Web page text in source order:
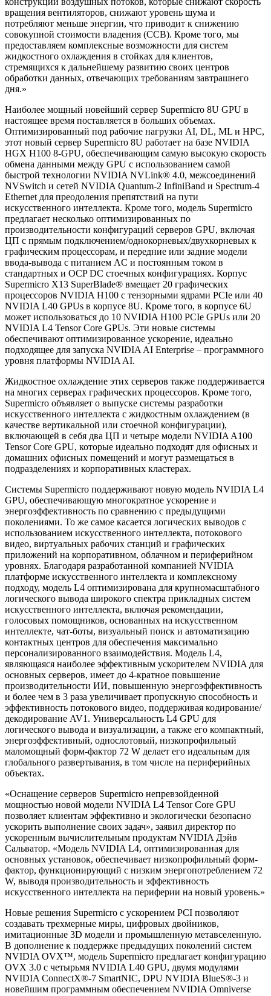
вращения вентиляторов, снижают уровень шума и
потребляют меньше энергии, что приводит к снижению
совокупной стоимости владения (ССВ). Кроме того, мы
предоставляем комплексные возможности для систем
жидкостного охлаждения в стойках для клиентов,
стремящихся к дальнейшему развитию своих центров
обработки данных, отвечающих требованиям завтрашнего
дня.»
Наиболее мощный новейший сервер Supermicro 8U GPU в
настоящее время поставляется в больших объемах.
Оптимизированный под рабочие нагрузки AI, DL, ML и HPC,
этот новый сервер Supermicro 8U работает на базе NVIDIA
HGX H100 8-GPU, обеспечивающим самую высокую скорость
обмена данными между GPU с использованием самой
быстрой технологии NVIDIA NVLink® 4.0, межсоединений
NVSwitch и сетей NVIDIA Quantum-2 InfiniBand и Spectrum-4
Ethernet для преодоления препятствий на пути
искусственного интеллекта. Кроме того, модель Supermicro
предлагает несколько оптимизированных по
производительности конфигураций серверов GPU, включая
ЦП с прямым подключением/однокорневых/двухкорневых к
графическим процессорам, и передние или задние модели
ввода-вывода с питанием AC и постоянным током в
стандартных и OCP DC стоечных конфигурациях. Корпус
Supermicro X13 SuperBlade® вмещает 20 графических
процессоров NVIDIA H100 с тензорными ядрами PCIe или 40
NVIDIA L40 GPUs в корпусе 8U. Кроме того, в корпусе 6U
может использоваться до 10 NVIDIA H100 PCIe GPUs или 20
NVIDIA L4 Tensor Core GPUs. Эти новые системы
обеспечивают оптимизированное ускорение, идеально
подходящее для запуска NVIDIA AI Enterprise – программного
уровня платформы NVIDIA AI.
Жидкостное охлаждение этих серверов также поддерживается
на многих серверах графических процессоров. Кроме того,
Supermicro объявляет о выпуске системы разработки
искусственного интеллекта с жидкостным охлаждением (в
качестве вертикальной или стоечной конфигурации),
включающей в себя два ЦП и четыре модели NVIDIA A100
Tensor Core GPU, которые идеально подходят для офисных и
домашних офисных помещений и могут размещаться в
подразделениях и корпоративных кластерах.
Системы Supermicro поддерживают новую модель NVIDIA L4
GPU, обеспечивающую многократное ускорение и
энергоэффективность по сравнению с предыдущими
поколениями. То же самое касается логических выводов с
использованием искусственного интеллекта, потокового
видео, виртуальных рабочих станций и графических
приложений на корпоративном, облачном и периферийном
уровнях. Благодаря разработанной компанией NVIDIA
платформе искусственного интеллекта и комплексному
подходу, модель L4 оптимизирована для крупномасштабного
логического вывода широкого спектра прикладных систем
искусственного интеллекта, включая рекомендации,
голосовых помощников, основанных на искусственном
интеллекте, чат-боты, визуальный поиск и автоматизацию
контактных центров для обеспечения максимально
персонализированного взаимодействия. Модель L4,
являющаяся наиболее эффективным ускорителем NVIDIA для
основных серверов, имеет до 4-кратное повышение
производительности ИИ, повышенную энергоэффективность
и более чем в 3 раза увеличивает пропускную способность и
эффективность потокового видео, поддерживая кодирование/
декодирование AV1. Универсальность L4 GPU для
логического вывода и визуализации, а также его компактный,
энергоэффективный, однослотовый, низкопрофильный
маломощный форм-фактор 72 W делает его идеальным для
глобального развертывания, в том числе на периферийных
объектах.
«Оснащение серверов Supermicro непревзойденной
мощностью новой модели NVIDIA L4 Tensor Core GPU
позволяет клиентам эффективно и экологически безопасно
ускорить выполнение своих задач», заявил директор по
ускоренным вычислительным продуктам NVIDIA Дэйв
Сальватор. «Модель NVIDIA L4, оптимизированная для
основных установок, обеспечивает низкопрофильный форм-
фактор, функционирующий с низким энергопотреблением 72
W, выводя производительность и эффективность
искусственного интеллекта на периферии на новый уровень.»
Новые решения Supermicro с ускорением PCI позволяют
создавать трехмерные миры, цифровых двойников,
имитационные 3D модели и промышленную метавселенную.
В дополнение к поддержке предыдущих поколений систем
NVIDIA OVX™, модель Supermicro предлагает конфигурацию
OVX 3.0 с четырьмя NVIDIA L40 GPU, двумя модулями
NVIDIA ConnectX®-7 SmartNIC, DPU NVIDIA BlueS®-3 и
новейшим программным обеспечением NVIDIA Omniverse